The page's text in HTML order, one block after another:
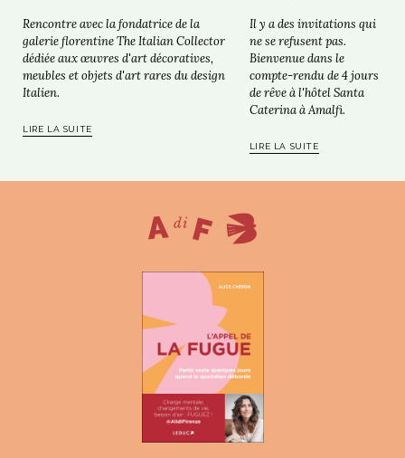
Rencontre avec la fondatrice de la
galerie florentine The Italian Collector
dédiée aux œuvres d'art décoratives,
meubles et objets d'art rares du design
Italien.
LIRE LA SUITE
Il y a des invitations qui
ne se refusent pas.
Bienvenue dans le
compte-rendu de 4 jours
de rêve à l'hôtel Santa
Caterina à Amalfi.
LIRE LA SUITE